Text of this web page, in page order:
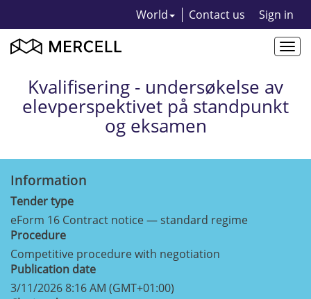
World Contact us Sign in
Kvalifisering - undersøkelse av
elevperspektivet på standpunkt
og eksamen
Information
Tender type
eForm 16 Contract notice — standard regime
Procedure
Competitive procedure with negotiation
Publication date
3/11/2026 8:16 AM (GMT+01:00)